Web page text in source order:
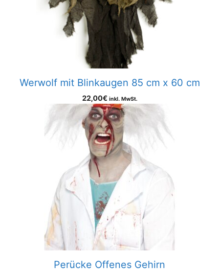
Werwolf mit Blinkaugen 85 cm x 60 cm
22,00€ inkl. MwSt.
Perücke Offenes Gehirn